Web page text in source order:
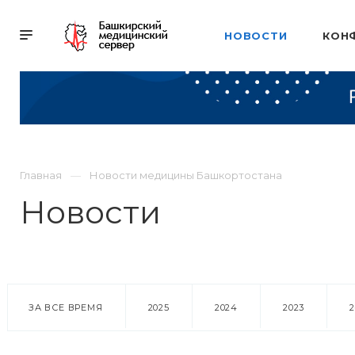
НОВОСТИ
Главная Новости медицины Башкортостана
Новости
ЗА ВСЕ ВРЕМЯ 2025 2024 2023